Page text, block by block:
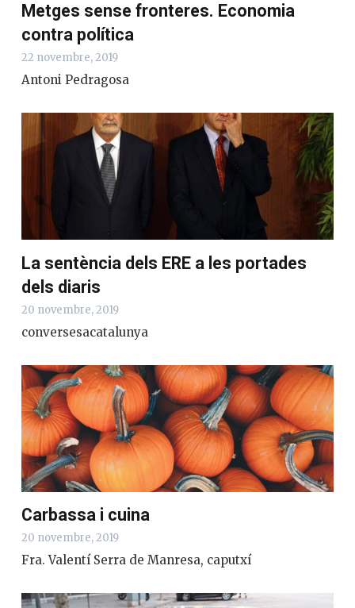
Metges sense fronteres. Economia
contra política
22 novembre, 2019
Antoni Pedragosa
La sentència dels ERE a les portades
dels diaris
20 novembre, 2019
conversesacatalunya
Carbassa i cuina
20 novembre, 2019
Fra. Valentí Serra de Manresa, caputxí